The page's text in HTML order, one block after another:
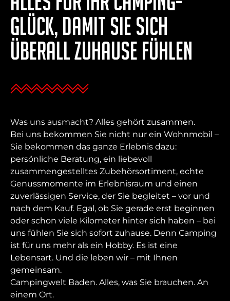
Glück, damit Sie sich
überall zuhause fühlen
Was uns ausmacht? Alles gehört zusammen.
Bei uns bekommen Sie nicht nur ein Wohnmobil –
Sie bekommen das ganze Erlebnis dazu:
persönliche Beratung, ein liebevoll
zusammengestelltes Zubehörsortiment, echte
Genussmomente im Erlebnisraum und einen
zuverlässigen Service, der Sie begleitet – vor und
nach dem Kauf. Egal, ob Sie gerade erst beginnen
oder schon viele Kilometer hinter sich haben – bei
uns fühlen Sie sich sofort zuhause. Denn Camping
ist für uns mehr als ein Hobby. Es ist eine
Lebensart. Und die leben wir – mit Ihnen
gemeinsam.
Campingwelt Baden. Alles, was Sie brauchen. An
einem Ort.